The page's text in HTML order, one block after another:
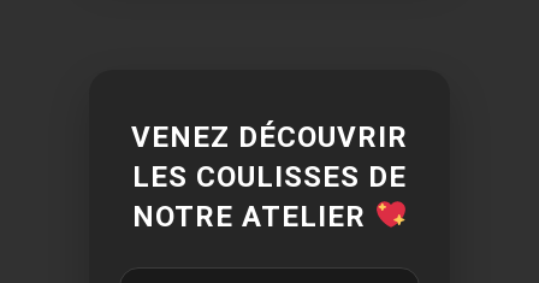
VENEZ DÉCOUVRIR
LES COULISSES DE
NOTRE ATELIER